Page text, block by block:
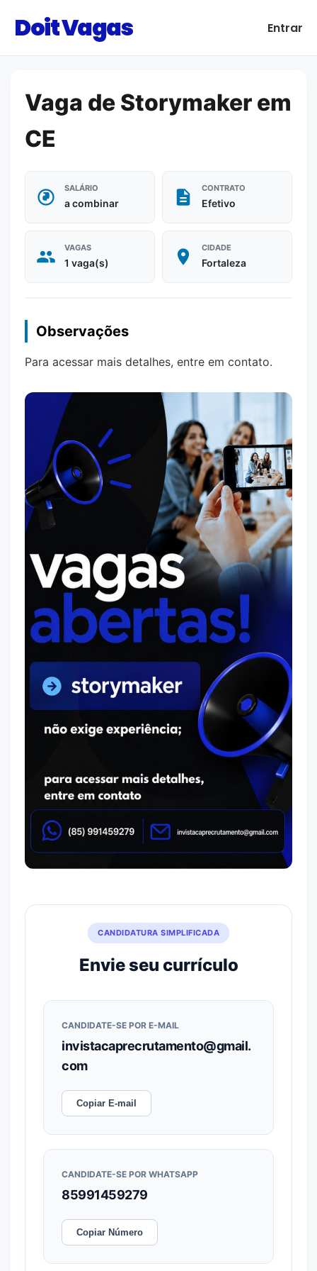
Doit Vagas Entrar
Vaga de Storymaker em
CE
SALÁRIO
a combinar
CONTRATO
Efetivo
VAGAS
1 vaga(s)
CIDADE
Fortaleza
Observações
Para acessar mais detalhes, entre em contato.
CANDIDATURA SIMPLIFICADA
Envie seu currículo
CANDIDATE-SE POR E-MAIL
invistacaprecrutamento@gmail.
com
Copiar E-mail
CANDIDATE-SE POR WHATSAPP
85991459279
Copiar Número